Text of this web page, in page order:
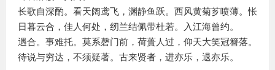
长歌自深酌。看天阔鸢飞，渊静鱼跃。西风黄菊芗喷薄。怅
日暮云合，佳人何处，纫兰结佩带杜若。入江海曾约。
遇合。事难托。莫系磬门前，荷蕢人过，仰天大笑冠簪落。
待说与穷达，不须疑著。古来贤者，进亦乐，退亦乐。